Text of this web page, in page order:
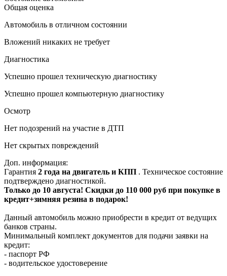
Общая оценка
Автомобиль в отличном состоянии
Вложений никаких не требует
Диагностика
Успешно прошел техническую диагностику
Успешно прошел компьютерную диагностику
Осмотр
Нет подозрений на участие в ДТП
Нет скрытых повреждений
Доп. информация:
Гарантия 2 года на двигатель и КПП . Техническое состояние
подтверждено диагностикой.
Только до 10 августа! Скидки до 110 000 руб при покупке в
кредит+зимняя резина в подарок!
Данный автомобиль можно приобрести в кредит от ведущих
банков страны.
Минимальный комплект документов для подачи заявки на
кредит:
- паспорт РФ
- водительское удостоверение